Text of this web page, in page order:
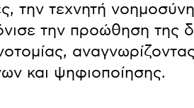
την τεχνητή
την προώθηση της
και ψηφιοποίησης.